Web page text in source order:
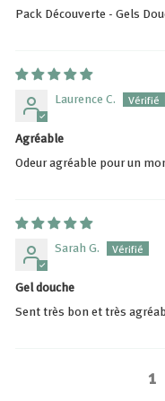
Pack Découverte - Gels
Laurence C.
Agréable
Odeur agréable pour un
Sarah G.
Gel douche
Sent très bon et très
1